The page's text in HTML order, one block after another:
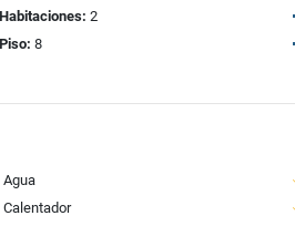
Habitaciones: 2
Piso: 8
Agua
Calentador